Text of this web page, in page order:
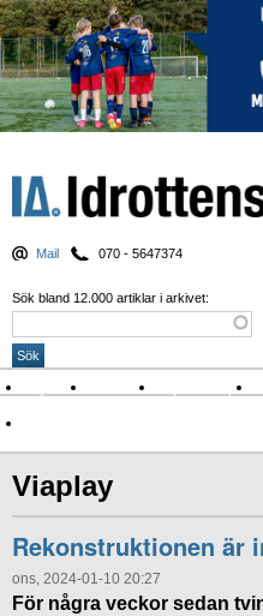
Mail 070 - 5647374
Sök bland 12.000 artiklar i arkivet:
Nyheter Krönikor Sport & spel
Viaplay
Rekonstruktionen är
ons, 2024-01-10 20:27
För några veckor sedan